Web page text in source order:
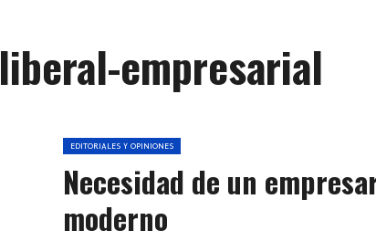
empresarial
EDITORIALES Y OPINIONES
Necesidad de un
moderno